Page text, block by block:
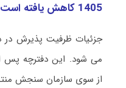
1405 کاهش یافته است؟
جزئیات ظرفیت پذیرش در
می شود. این دفترچه پس
از سوی سازمان سنجش